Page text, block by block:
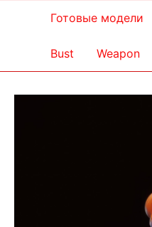
Готовые модели
Bust Weapon